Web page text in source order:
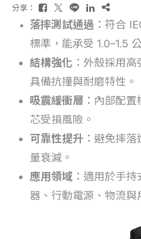
分享：
落摔測試通過 ：符合
標準，能承受 1.0–1.5
結構強化 ：外殼採用
具備抗撞與耐磨特性。
吸震緩衝層 ：內部配
芯受損風險。
可靠性提升 ：避免摔
量衰減。
應用領域 ：適用於手
器、行動電源、物流與